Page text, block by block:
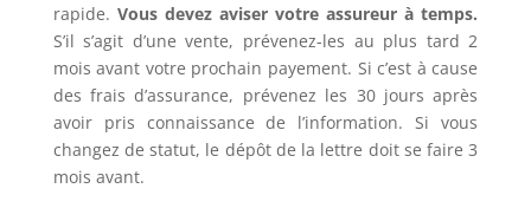
rapide. Vous devez aviser votre assureur à temps.
S’il s’agit d’une vente, prévenez-les au plus tard 2
mois avant votre prochain payement. Si c’est à cause
des frais d’assurance, prévenez les 30 jours après
avoir pris connaissance de l’information. Si vous
changez de statut, le dépôt de la lettre doit se faire 3
mois avant.